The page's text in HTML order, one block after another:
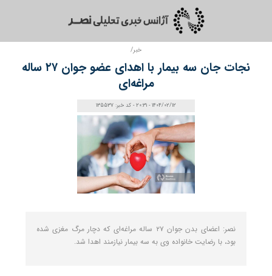
خبر/
نجات جان سه بیمار با اهدای عضو جوان ۲۷ ساله
مراغه‌ای
1404/02/12 - 20:31 - کد خبر: 135537
نصر: اعضای بدن جوان ۲۷ ساله مراغه‌ای که دچار مرگ مغزی شده
بود، با رضایت خانواده وی به سه بیمار نیازمند اهدا شد.